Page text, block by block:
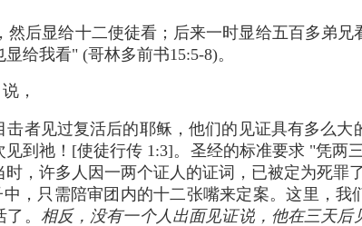
然后显给十二使徒看；后来一时显给五百多弟
给我看" (哥林多前书15:5-8)。
，
击者见过复活后的耶稣，他们的见证具有多么大
见到祂！[使徒行传 1:3]。圣经的标准要求 "凭两
，许多人因一两个证人的证词，已被定为死罪了
只需陪审团内的十二张嘴来定案。这里，我
。 相反，没有一个人出面见证说，他在三天后